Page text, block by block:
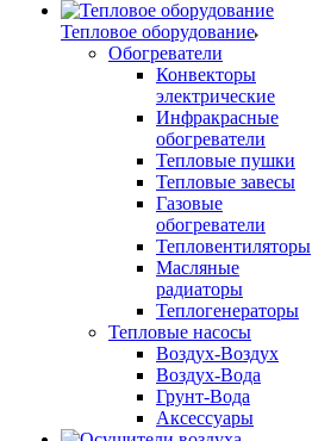
Тепловое оборудование
Обогреватели
Конвекторы
электрические
Инфракрасные
обогреватели
Тепловые пушки
Тепловые завесы
Газовые
обогреватели
Тепловентиляторы
Масляные
радиаторы
Теплогенераторы
Тепловые насосы
Воздух-Воздух
Воздух-Вода
Грунт-Вода
Аксессуары